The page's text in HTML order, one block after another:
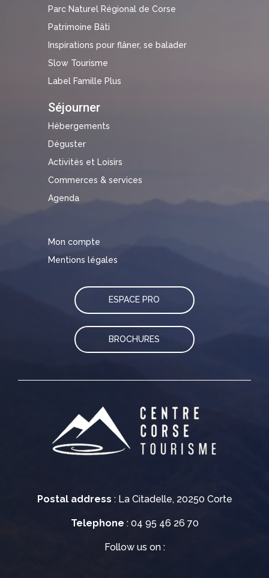
Postal address : La Citadelle, 20250 Corte
Telephone : 04 95 46 26 70
Follow us on :
Parc Naturel Régional de Corse
Patrimoine Bâti
Inspirations pour flâner, se balader
Slow Tourisme
Label Famille Plus
Séjourner
Hébergements
Déguster
Activités et Loisirs
Commerces & services
Agenda
Mon compte
Mentions légales
ESPACE PRO
BROCHURES